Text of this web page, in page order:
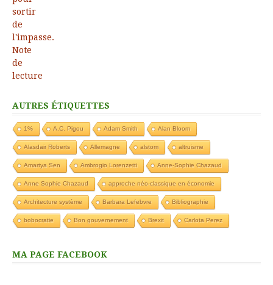
AUTRES ÉTIQUETTES
1% A.C. Pigou Adam Smith Alan Bloom
Alasdair Roberts Allemagne alstom altruisme
Amartya Sen Ambrogio Lorenzetti Anne-Sophie Chazaud
Anne Sophie Chazaud approche néo-classique en économie
Architecture système Barbara Lefebvre Bibliographie
bobocratie Bon gouvernement Brexit Carlota Perez
MA PAGE FACEBOOK